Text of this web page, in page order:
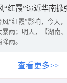
“红霞”逼近华南
风“红霞”影响，今天
暴雨；明天，【湖南
雨。
查看更多>>